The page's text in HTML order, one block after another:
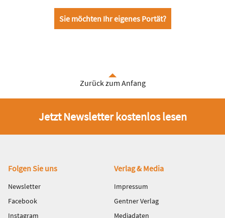
Sie möchten Ihr eigenes Portät?
Zurück zum Anfang
Jetzt Newsletter kostenlos lesen
Fußbereich
Folgen Sie uns
Newsletter
Facebook
Instagram
Verlag & Media
Impressum
Gentner Verlag
Mediadaten